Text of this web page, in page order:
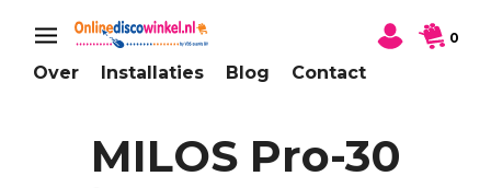
Over Installaties Blog Contact
0
MILOS Pro-30